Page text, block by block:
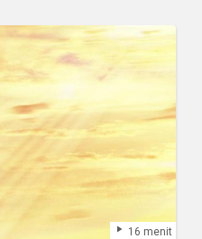
16 menit